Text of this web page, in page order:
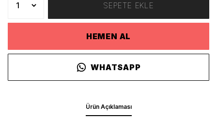
SEPETE EKLE
HEMEN AL
WHATSAPP
Ürün Açıklaması